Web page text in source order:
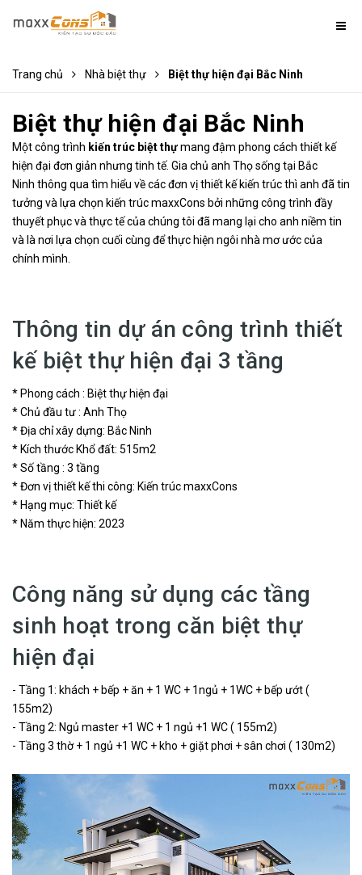
Trang chủ Nhà biệt thự Biệt thự hiện đại Bắc Ninh
Biệt thự hiện đại Bắc Ninh
Một công trình kiến trúc biệt thựmang đậm phong cách thiết kế
hiện đại đơn giản nhưng tinh tế. Gia chủ anh Thọ sống tại Bắc
Ninh thông qua tìm hiểu về các đơn vị thiết kế kiến trúc thì anh đã tin
tưởng và lựa chọn kiến trúc maxxCons bởi những công trình đầy
thuyết phục và thực tế của chúng tôi đã mang lại cho anh niềm tin
và là nơi lựa chọn cuối cùng để thực hiện ngôi nhà mơ ước của
chính mình.
Thông tin dự án công trình thiết
kế biệt thự hiện đại 3 tầng
* Phong cách : Biệt thự hiện đại
* Chủ đầu tư : Anh Thọ
* Địa chỉ xây dựng: Bắc Ninh
* Kích thước Khổ đất: 515m2
* Số tầng : 3 tầng
* Đơn vị thiết kế thi công: Kiến trúc maxxCons
* Hạng mục: Thiết kế
* Năm thực hiện: 2023
Công năng sử dụng các tầng
sinh hoạt trong căn biệt thự
hiện đại
- Tầng 1: khách + bếp + ăn + 1 WC + 1ngủ + 1WC + bếp ướt (
155m2)
- Tầng 2: Ngủ master +1 WC + 1 ngủ +1 WC ( 155m2)
- Tầng 3 thờ + 1 ngủ +1 WC + kho + giặt phơi + sân chơi ( 130m2)